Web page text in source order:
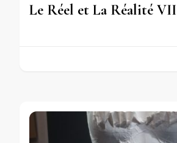
Le Réel et La Réalité VII